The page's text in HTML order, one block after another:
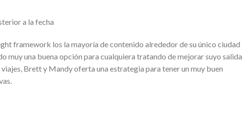
a la fecha
framework los la mayoría de contenido alrededor de su único ciudad
muy una buena opción para cualquiera tratando de mejorar suyo salida
Brett y Mandy oferta una estrategia para tener un muy buen